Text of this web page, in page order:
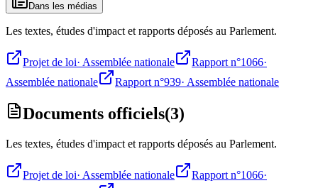
Dans les médias
Les textes, études d'impact et rapports déposés au Parlement.
Projet de loi· Assemblée nationale Rapport n°1066·
Assemblée nationale
Rapport n°939· Assemblée nationale
Documents officiels(3)
Les textes, études d'impact et rapports déposés au Parlement.
Projet de loi· Assemblée nationale Rapport n°1066·